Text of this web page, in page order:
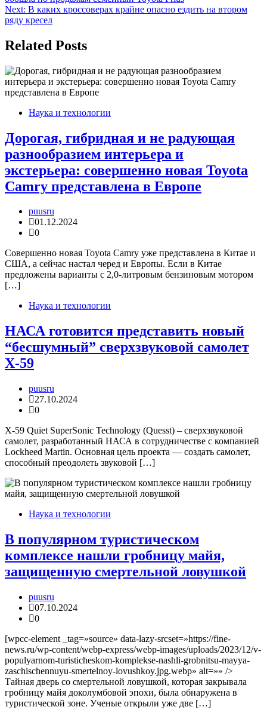
записям
Next: В каких кроссоверах крайне опасно ездить на втором
ряду кресел
Related Posts
Наука и технологии
Дорогая, гибридная и не радующая
разнообразием интерьера и
экстерьера: совершенно новая Toyota
Camry представлена в Европе
puusru
01.12.2024
0
Совершенно новая Toyota Camry уже представлена в Китае и
США, а сейчас настал черед и Европы. Если в Китае
предложены варианты с 2,0-литровым бензиновым мотором
[…]
Наука и технологии
НАСА готовится представить новый
“бесшумный” сверхзвуковой самолет
X-59
puusru
27.10.2024
0
X-59 Quiet SuperSonic Technology (Quesst) – сверхзвуковой
самолет, разработанный НАСА в сотрудничестве с компанией
Lockheed Martin. Основная цель проекта — создать самолет,
способный преодолеть звуковой […]
Наука и технологии
В популярном туристическом
комплексе нашли гробницу майя,
защищенную смертельной ловушкой
puusru
07.10.2024
0
[wpcc-element _tag=»source» data-lazy-srcset=»https://fine-
news.ru/wp-content/webp-express/webp-images/uploads/2023/12/v-
populyarnom-turisticheskom-komplekse-nashli-grobnitsu-mayya-
zaschischennuyu-smertelnoy-lovushkoy.jpg.webp» alt=»» />
Тайная дверь со смертельной ловушкой, которая закрывала
гробницу майя доколумбовой эпохи, была обнаружена в
туристической зоне. Ученые открыли уже две […]